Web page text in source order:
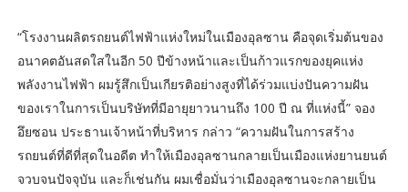
“โรงงานผลิตรถยนต์ไฟฟ้าแห่งใหม่ในเมืองอุลซาน คือจุดเริ่มต้นของ
อนาคตอันสดใสในอีก 50 ปีข้างหน้าและเป็นก้าวแรกของยุคแห่ง
พลังงานไฟฟ้า ผมรู้สึกเป็นเกียรติอย่างสูงที่ได้ร่วมแบ่งปันความฝัน
ของเราในการเป็นบริษัทที่มีอายุยาวนานถึง 100 ปี ณ ที่แห่งนี้” จอง
อึยซอน ประธานเจ้าหน้าที่บริหาร กล่าว “ความฝันในการสร้าง
รถยนต์ที่ดีที่สุดในอดีต ทำให้เมืองอุลซานกลายเป็นเมืองแห่งยานยนต์
จวบจนปัจจุบัน และก็เช่นกัน ผมเชื่อมั่นว่าเมืองอุลซานจะกลายเป็น